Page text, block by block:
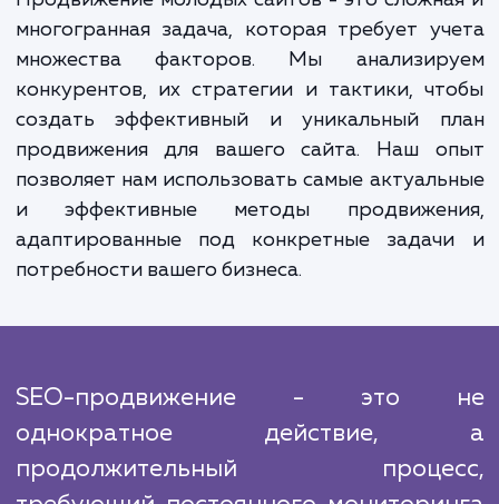
Увеличение видимости сайта в
выдаче приводит к росту
трафика, что в свою очередь
количество потенциальных клиентов и
Кроме того, хорошие позиции в
выдаче улучшают репутацию сайта,
помогает привлекать более
трафик.
множества факторов. Мы
конкурентов, их стратегии и тактики,
создать эффективный и уникальный
продвижения для вашего сайта. Наш